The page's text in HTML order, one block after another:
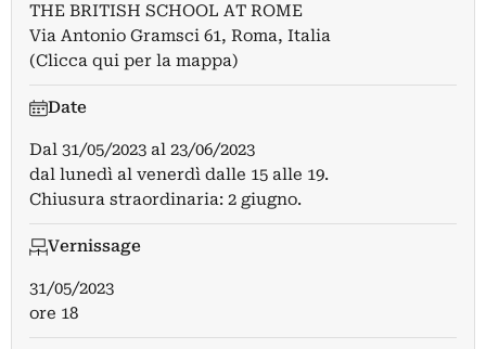
THE BRITISH SCHOOL AT ROME
Via Antonio Gramsci 61, Roma, Italia
(Clicca qui per la mappa)
Date
Dal 31/05/2023 al 23/06/2023
dal lunedì al venerdì dalle 15 alle 19.
Chiusura straordinaria: 2 giugno.
Vernissage
31/05/2023
ore 18